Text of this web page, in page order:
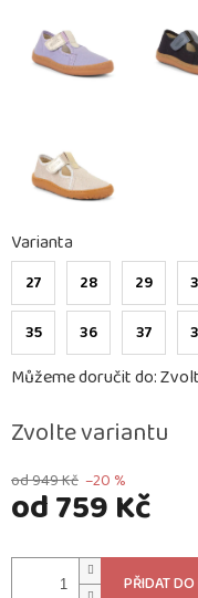
od 949 Kč –20 %
od759 Kč
cena:
Zvolte variantu
Varianta
27 28 29
35 36 37
Můžeme doručit do:
PŘIDAT